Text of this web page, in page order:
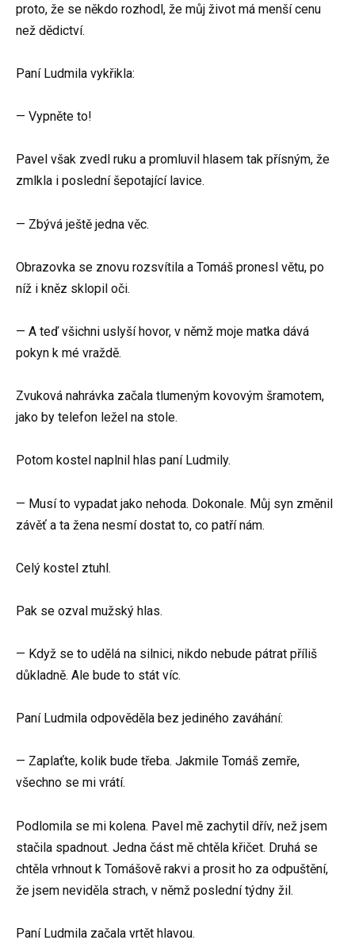
proto, že se někdo rozhodl, že můj život má menší cenu
než dědictví.
Paní Ludmila vykřikla:
— Vypněte to!
Pavel však zvedl ruku a promluvil hlasem tak přísným, že
zmlkla i poslední šepotající lavice.
— Zbývá ještě jedna věc.
Obrazovka se znovu rozsvítila a Tomáš pronesl větu, po
níž i kněz sklopil oči.
— A teď všichni uslyší hovor, v němž moje matka dává
pokyn k mé vraždě.
Zvuková nahrávka začala tlumeným kovovým šramotem,
jako by telefon ležel na stole.
Potom kostel naplnil hlas paní Ludmily.
— Musí to vypadat jako nehoda. Dokonale. Můj syn změnil
závěť a ta žena nesmí dostat to, co patří nám.
Celý kostel ztuhl.
Pak se ozval mužský hlas.
— Když se to udělá na silnici, nikdo nebude pátrat příliš
důkladně. Ale bude to stát víc.
Paní Ludmila odpověděla bez jediného zaváhání:
— Zaplaťte, kolik bude třeba. Jakmile Tomáš zemře,
všechno se mi vrátí.
Podlomila se mi kolena. Pavel mě zachytil dřív, než jsem
stačila spadnout. Jedna část mě chtěla křičet. Druhá se
chtěla vrhnout k Tomášově rakvi a prosit ho za odpuštění,
že jsem neviděla strach, v němž poslední týdny žil.
Paní Ludmila začala vrtět hlavou.